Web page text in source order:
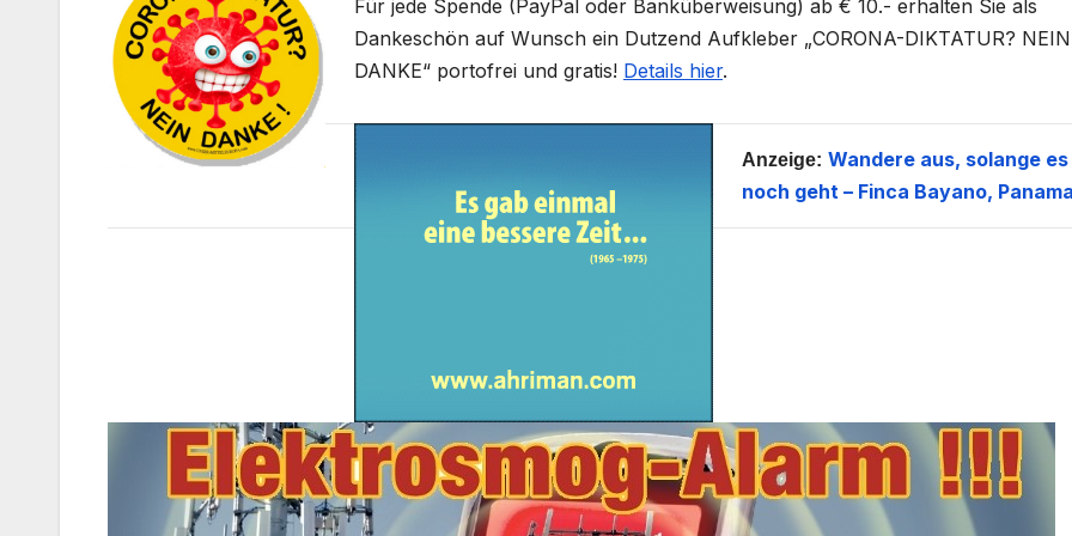
Für jede Spende (PayPal oder Banküberweisung) ab € 10.- erhalten Sie als
Dankeschön auf Wunsch ein Dutzend Aufkleber „CORONA-DIKTATUR? NEIN
DANKE“ portofrei und gratis! Details hier.
Anzeige: Wandere aus, solange es
noch geht – Finca Bayano,